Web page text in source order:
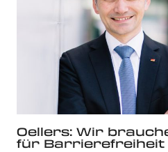
Oellers: Wir
für Barrierefreiheit